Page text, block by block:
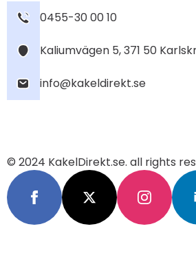
0455-30 00 10
Kaliumvägen 5, 371 50
info@kakeldirekt.se
© 2024 KakelDirekt.se. all rights